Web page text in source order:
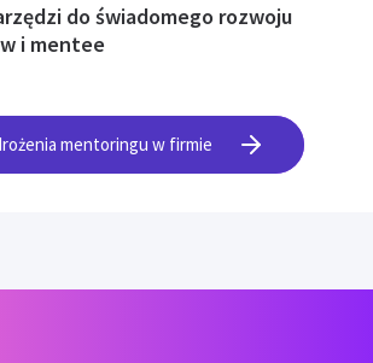
do świadomego rozwoju
i mentee
mentoringu w firmie